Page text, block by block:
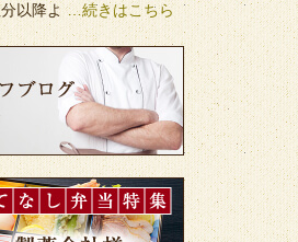
以降よ…続きはこちら